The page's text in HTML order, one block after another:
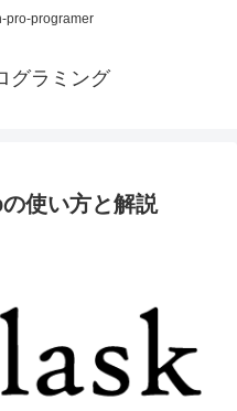
pro-programer
グラミング
使い方と解説